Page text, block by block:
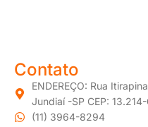
Contato
ENDEREÇO: Rua
Jundiaí -SP CEP:
(11) 3964-8294